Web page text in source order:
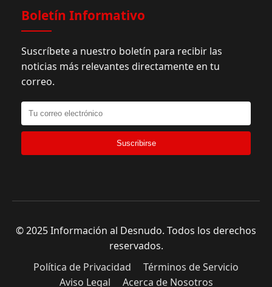
Boletín Informativo
Suscríbete a nuestro boletín para recibir las
noticias más relevantes directamente en tu
correo.
Suscribirse
© 2025 Información al Desnudo. Todos los derechos
reservados.
Política de Privacidad
Términos de Servicio
Aviso Legal
Acerca de Nosotros